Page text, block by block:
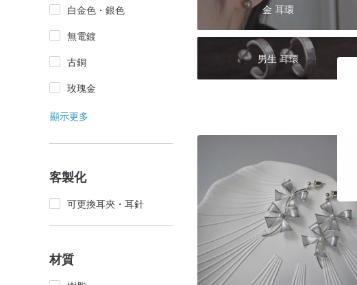
白金色・銀色
無電鍍
古銅
玫瑰金
顯示更多
客製化
可更換耳夾・耳針
材質
金 耳環
男生 耳環